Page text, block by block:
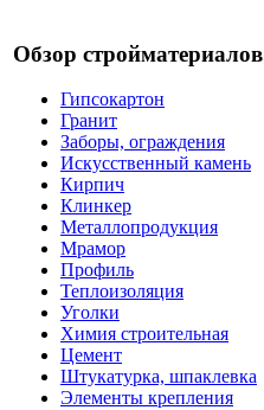
Обзор стройматериалов
Гипсокартон
Гранит
Заборы, ограждения
Искусственный камень
Кирпич
Клинкер
Металлопродукция
Мрамор
Профиль
Теплоизоляция
Уголки
Химия строительная
Цемент
Штукатурка, шпаклевка
Элементы крепления